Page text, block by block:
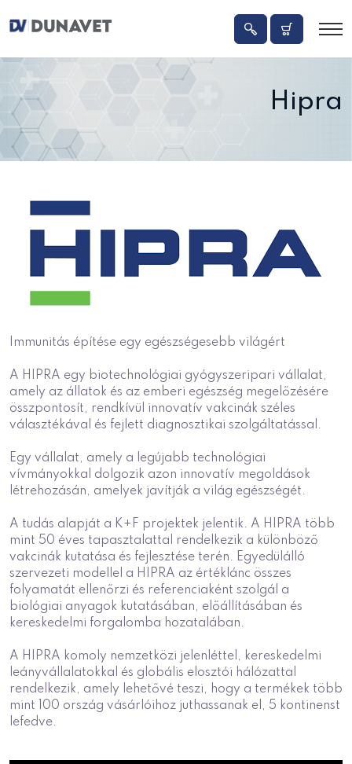
Hipra
Immunitás építése egy egészségesebb világért
A HIPRA egy biotechnológiai gyógyszeripari vállalat,
amely az állatok és az emberi egészség megelőzésére
összpontosít, rendkívül innovatív vakcinák széles
választékával és fejlett diagnosztikai szolgáltatással.
Egy vállalat, amely a legújabb technológiai
vívmányokkal dolgozik azon innovatív megoldások
létrehozásán, amelyek javítják a világ egészségét.
A tudás alapját a K+F projektek jelentik. A HIPRA több
mint 50 éves tapasztalattal rendelkezik a különböző
vakcinák kutatása és fejlesztése terén. Egyedülálló
szervezeti modellel a HIPRA az értéklánc összes
folyamatát ellenőrzi és referenciaként szolgál a
biológiai anyagok kutatásában, előállításában és
kereskedelmi forgalomba hozatalában.
A HIPRA komoly nemzetközi jelenléttel, kereskedelmi
leányvállalatokkal és globális elosztói hálózattal
rendelkezik, amely lehetővé teszi, hogy a termékek több
mint 100 ország vásárlóihoz juthassanak el, 5 kontinenst
lefedve.